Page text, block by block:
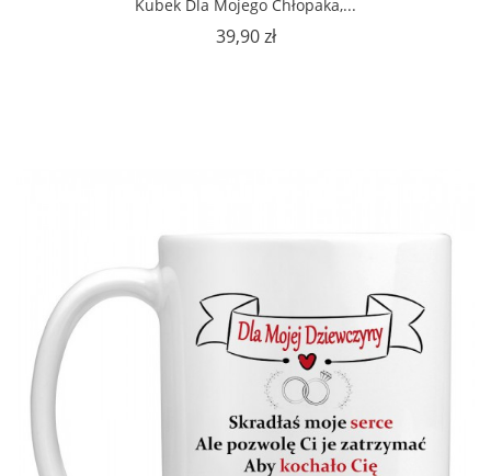
Kubek Dla Mojego Chłopaka,...
39,90 złCena